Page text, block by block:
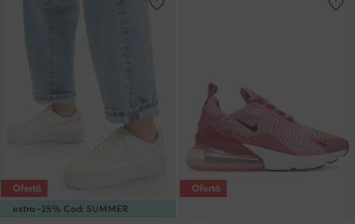
extra -25% Cod: SUMMER
Ofertă Ofertă